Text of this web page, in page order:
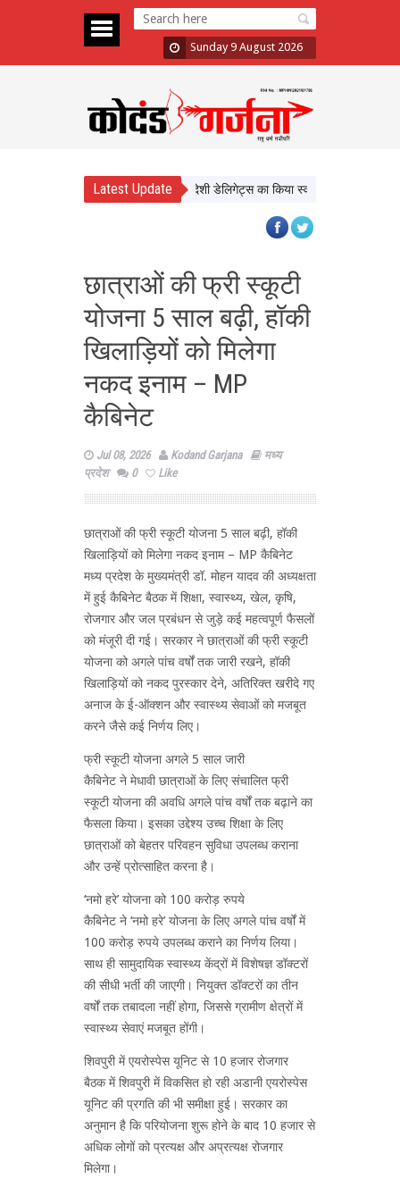
Sunday 9 August 2026
Latest Update
के नए अवसर, CM यादव ने विदेशी डेलिगेट्स का किया स्वागत
छात्राओं की फ्री स्कूटी
योजना 5 साल बढ़ी, हॉकी
खिलाड़ियों को मिलेगा
नकद इनाम – MP
कैबिनेट
Jul 08, 2026 Kodand Garjana
मध्य
प्रदेश
0 Like
छात्राओं की फ्री स्कूटी योजना 5 साल बढ़ी, हॉकी
खिलाड़ियों को मिलेगा नकद इनाम – MP कैबिनेट
मध्य प्रदेश के मुख्यमंत्री डॉ. मोहन यादव की अध्यक्षता
में हुई कैबिनेट बैठक में शिक्षा, स्वास्थ्य, खेल, कृषि,
रोजगार और जल प्रबंधन से जुड़े कई महत्वपूर्ण फैसलों
को मंजूरी दी गई। सरकार ने छात्राओं की फ्री स्कूटी
योजना को अगले पांच वर्षों तक जारी रखने, हॉकी
खिलाड़ियों को नकद पुरस्कार देने, अतिरिक्त खरीदे गए
अनाज के ई-ऑक्शन और स्वास्थ्य सेवाओं को मजबूत
करने जैसे कई निर्णय लिए।
फ्री स्कूटी योजना अगले 5 साल जारी
कैबिनेट ने मेधावी छात्राओं के लिए संचालित फ्री
स्कूटी योजना की अवधि अगले पांच वर्षों तक बढ़ाने का
फैसला किया। इसका उद्देश्य उच्च शिक्षा के लिए
छात्राओं को बेहतर परिवहन सुविधा उपलब्ध कराना
और उन्हें प्रोत्साहित करना है।
‘नमो हरे’ योजना को 100 करोड़ रुपये
कैबिनेट ने ‘नमो हरे’ योजना के लिए अगले पांच वर्षों में
100 करोड़ रुपये उपलब्ध कराने का निर्णय लिया।
साथ ही सामुदायिक स्वास्थ्य केंद्रों में विशेषज्ञ डॉक्टरों
की सीधी भर्ती की जाएगी। नियुक्त डॉक्टरों का तीन
वर्षों तक तबादला नहीं होगा, जिससे ग्रामीण क्षेत्रों में
स्वास्थ्य सेवाएं मजबूत होंगी।
शिवपुरी में एयरोस्पेस यूनिट से 10 हजार रोजगार
बैठक में शिवपुरी में विकसित हो रही अडानी एयरोस्पेस
यूनिट की प्रगति की भी समीक्षा हुई। सरकार का
अनुमान है कि परियोजना शुरू होने के बाद 10 हजार से
अधिक लोगों को प्रत्यक्ष और अप्रत्यक्ष रोजगार
मिलेगा।